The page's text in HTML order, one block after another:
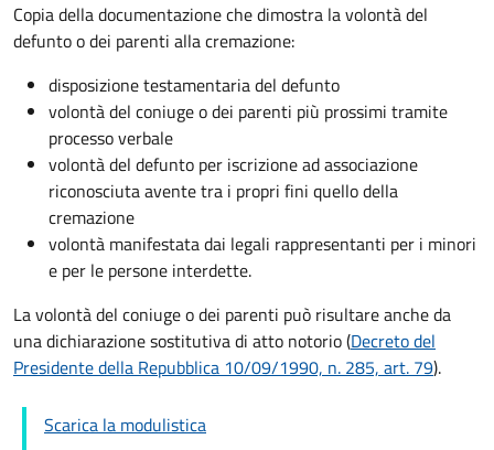
Copia della documentazione che dimostra la volontà del
defunto o dei parenti alla cremazione:
disposizione testamentaria del defunto
volontà del coniuge o dei parenti più prossimi tramite
processo verbale
volontà del defunto per iscrizione ad associazione
riconosciuta avente tra i propri fini quello della
cremazione
volontà manifestata dai legali rappresentanti per i minori
e per le persone interdette.
La volontà del coniuge o dei parenti può risultare anche da
una dichiarazione sostitutiva di atto notorio (Decreto del
Presidente della Repubblica 10/09/1990, n. 285, art. 79).
Scarica la modulistica